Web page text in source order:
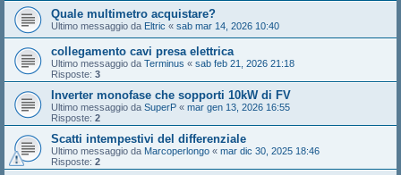
Quale multimetro acquistare?
Ultimo messaggio da Eltric « sab mar 14, 2026 10:40
collegamento cavi presa elettrica
Ultimo messaggio da Terminus « sab feb 21, 2026 21:18
Risposte: 3
Inverter monofase che sopporti 10kW di FV
Ultimo messaggio da SuperP « mar gen 13, 2026 16:55
Risposte: 2
Scatti intempestivi del differenziale
Ultimo messaggio da Marcoperlongo « mar dic 30, 2025 18:46
Risposte: 2